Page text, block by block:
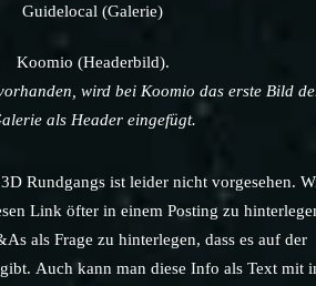
Guidelocal (Galerie)
Koomio (Headerbild).
wird bei Koomio das erste Bild
als Header eingefügt.
Rundgangs ist leider nicht vorgesehen.
Link öfter in einem Posting zu
als Frage zu hinterlegen, dass es auf der
Auch kann man diese Info als Text mit